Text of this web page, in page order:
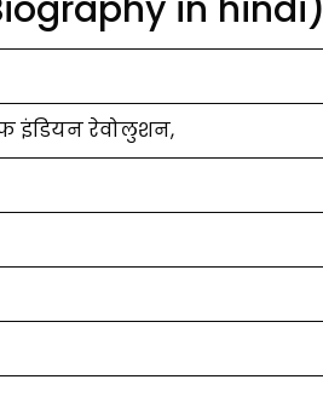
इंडियन रेवोलुशन,